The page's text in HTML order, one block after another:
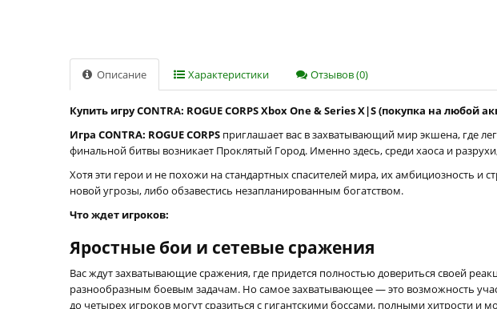
Описание Характеристики Отзывов (0)
Купить игру CONTRA: ROGUE CORPS Xbox One & Series X|S (покупка на любой
Игра CONTRA: ROGUE CORPS приглашает вас в захватывающий мир экшена, где
финальной битвы возникает Проклятый Город. Именно здесь, среди хаоса и
Хотя эти герои и не похожи на стандартных спасителей мира, их амбициозность и
новой угрозы, либо обзавестись незапланированным богатством.
Что ждет игроков:
Яростные бои и сетевые сражения
Вас ждут захватывающие сражения, где придется полностью довериться своей
разнообразным боевым задачам. Но самое захватывающее — это возможность
до четырех игроков могут сразиться с гигантскими боссами, полными хитрости и